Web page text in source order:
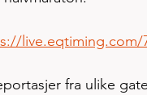
live.eqtiming.com/
fra ulike